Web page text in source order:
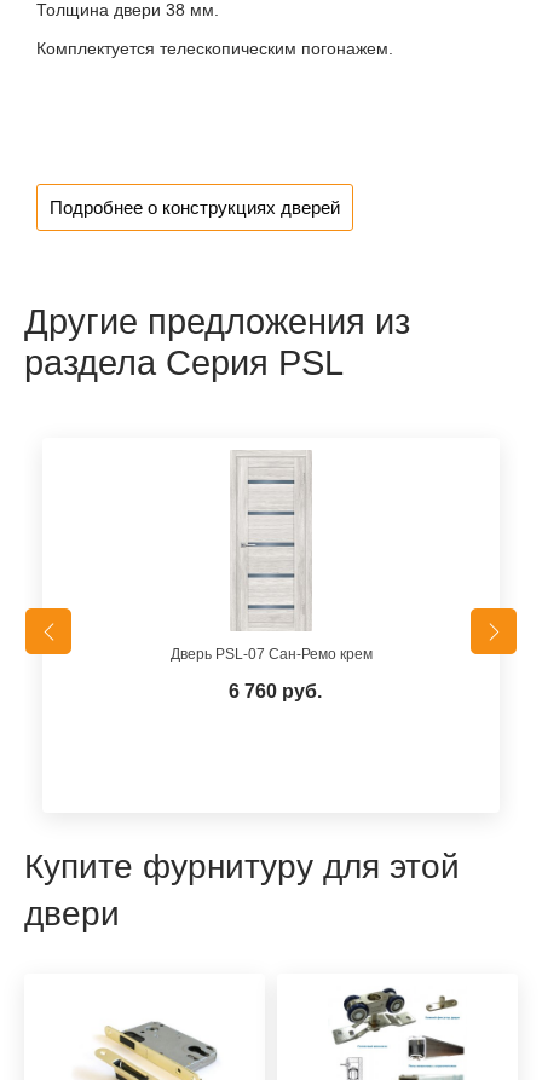
Толщина двери 38 мм.
Комплектуется телескопическим погонажем.
Подробнее о конструкциях дверей
Другие предложения из
раздела Серия PSL
Дверь PSL-07 Сан-Ремо крем
6 760 руб.
Купите фурнитуру для этой
двери